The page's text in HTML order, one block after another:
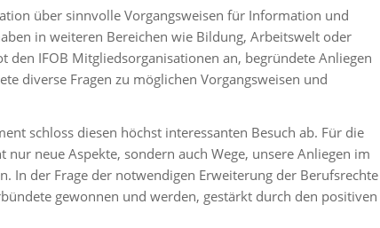
über sinnvolle Vorgangsweisen für Information und
in weiteren Bereichen wie Bildung, Arbeitswelt oder
IFOB Mitgliedsorganisationen an, begründete Anliegen
diverse Fragen zu möglichen Vorgangsweisen und
schloss diesen höchst interessanten Besuch ab. Für die
nur neue Aspekte, sondern auch Wege, unsere Anliegen im
In der Frage der notwendigen Erweiterung der Berufsrechte
gewonnen und werden, gestärkt durch den positiven